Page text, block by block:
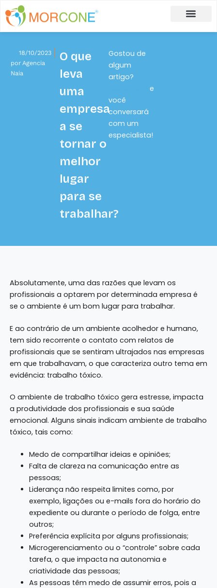
18/10/2023
por Agencia
Naia
O que
leva
uma
empresa
a se
tornar o
melhor
lugar
para se
trabalhar?
Gostou de
algum
artigo?
e
você
conversará
com um
especialista!
Absolutamente, uma das razões que levam os
profissionais a optarem por determinada empresa é
se o ambiente é um bom lugar para trabalhar.
E ao contrário de um ambiente acolhedor e humano,
tem sido recorrente o contato com relatos de
profissionais que se sentiram ultrajados nas empresas
em que trabalhavam, o que caracteriza outro tema em
evidência: trabalho tóxico.
O ambiente de trabalho tóxico gera estresse, impacta
a produtividade dos profissionais e sua saúde
emocional. Alguns sinais indicam ambiente de trabalho
tóxico, tais como:
Medo de compartilhar ideias e opiniões;
Falta de clareza na comunicação entre as
pessoas;
Liderança não respeita limites como, por
exemplo, ligações ou e-mails fora do horário do
expediente ou durante o período de folga, entre
outros;
Preferência explícita por alguns profissionais;
Microgerenciamento ou o “controle” sobre cada
tarefa, o que impacta na autonomia e
criatividade das pessoas;
As pessoas têm medo de assumir erros, pois a